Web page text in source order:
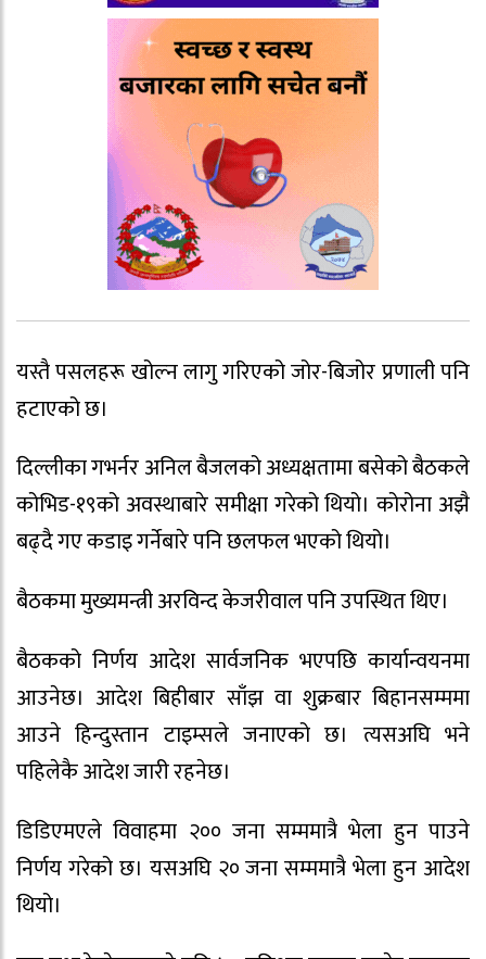
यस्तै पसलहरू खोल्न लागु गरिएको जोर-बिजोर प्रणाली पनि
हटाएको छ।
दिल्लीका गभर्नर अनिल बैजलको अध्यक्षतामा बसेको बैठकले
कोभिड-१९को अवस्थाबारे समीक्षा गरेको थियो। कोरोना अझै
बढ्दै गए कडाइ गर्नेबारे पनि छलफल भएको थियो।
बैठकमा मुख्यमन्त्री अरविन्द केजरीवाल पनि उपस्थित थिए।
बैठकको निर्णय आदेश सार्वजनिक भएपछि कार्यान्वयनमा
आउनेछ। आदेश बिहीबार साँझ वा शुक्रबार बिहानसम्ममा
आउने हिन्दुस्तान टाइम्सले जनाएको छ। त्यसअघि भने
पहिलेकै आदेश जारी रहनेछ।
डिडिएमएले विवाहमा २०० जना सम्ममात्रै भेला हुन पाउने
निर्णय गरेको छ। यसअघि २० जना सम्ममात्रै भेला हुन आदेश
थियो।